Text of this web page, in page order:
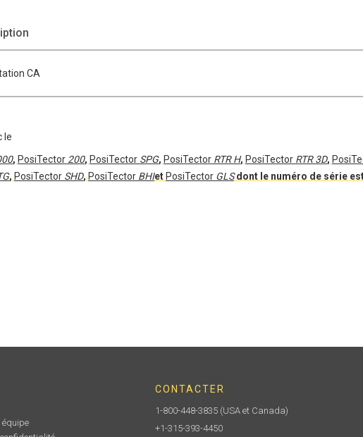
CA
le
, PosiTector 200, PosiTector SPG, PosiTector RTR H, PosiTector RTR 3D,
, PosiTector SHD, PosiTector BHIet PosiTector GLSdont le numéro de série
équipe
CONTACTER
1-800-448-3835 (USA et Canada)
+1-315-393-4450